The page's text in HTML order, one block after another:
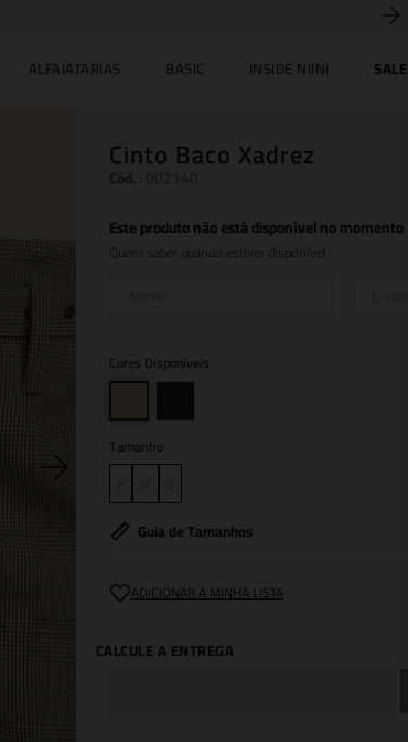
ALFAIATARIAS BASIC INSIDE NIINI SALE
Cinto Baco Xadrez
Este produto não está disponível no momento
Quero saber quando estiver disponível
Cores Disponíveis
Tamanho
Guia de Tamanhos